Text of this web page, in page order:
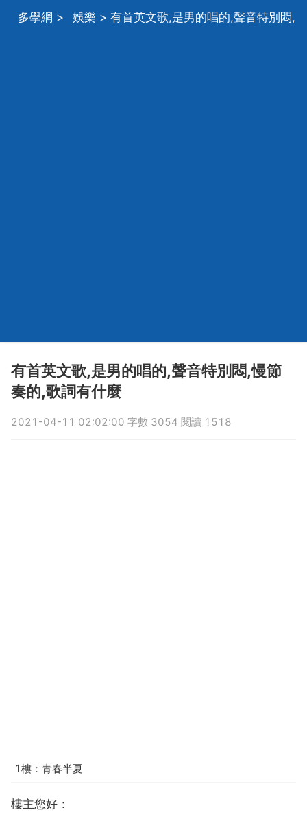
多學網 > 娛樂 > 有首英文歌,是男的唱的,聲音特別悶,
有首英文歌,是男的唱的,聲音特別悶,慢節
奏的,歌詞有什麼
2021-04-11 02:02:00 字數 3054 閱讀 1518
1樓：青春半夏
樓主您好：